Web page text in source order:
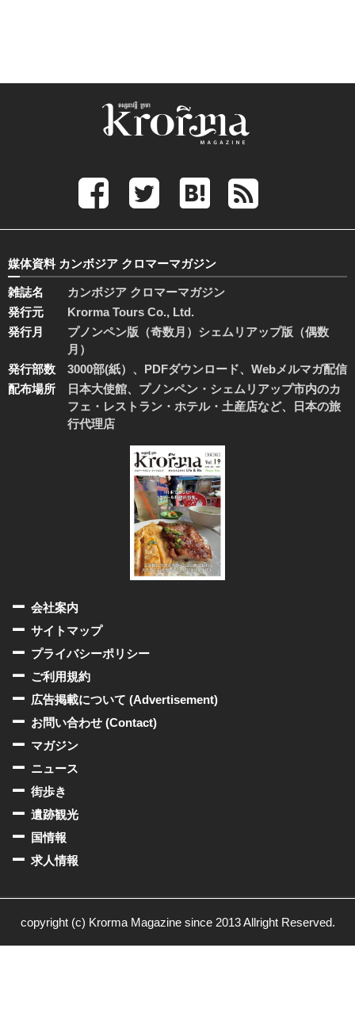
媒体資料 カンボジア クロマーマガジン
雑誌名
カンボジア クロマーマガジン
発行元
Krorma Tours Co., Ltd.
発行月
プノンペン版（奇数月）シェムリアップ版（偶数
月）
発行部数
3000部(紙）、PDFダウンロード、Webメルマガ配信
配布場所
日本大使館、プノンペン・シェムリアップ市内のカ
フェ・レストラン・ホテル・土産店など、日本の旅
行代理店
会社案内
サイトマップ
プライバシーポリシー
ご利用規約
広告掲載について (Advertisement)
お問い合わせ (Contact)
マガジン
ニュース
街歩き
遺跡観光
国情報
求人情報
copyright (c) Krorma Magazine since 2013 Allright Reserved.